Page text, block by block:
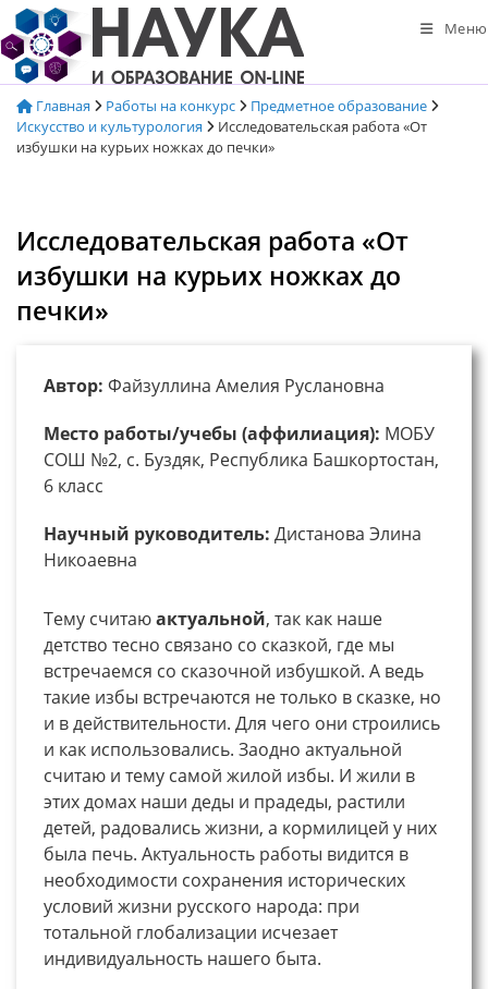
Перейти
к
содержимому
Меню
Главная Работы на конкурс
Предметное образование
Искусство и культурология
Исследовательская работа «От
избушки на курьих ножках до печки»
Исследовательская работа «От
избушки на курьих ножках до
печки»
Автор: Файзуллина Амелия Руслановна
Место работы/учебы (аффилиация): МОБУ
СОШ №2, с. Буздяк, Республика Башкортостан,
6 класс
Научный руководитель: Дистанова Элина
Никоаевна
Тему считаюактуальной, так как наше
детство тесно связано со сказкой, где мы
встречаемся со сказочной избушкой. А ведь
такие избы встречаются не только в сказке, но
и в действительности. Для чего они строились
и как использовались. Заодно актуальной
считаю и тему самой жилой избы. И жили в
этих домах наши деды и прадеды, растили
детей, радовались жизни, а кормилицей у них
была печь. Актуальность работы видится в
необходимости сохранения исторических
условий жизни русского народа: при
тотальной глобализации исчезает
индивидуальность нашего быта.